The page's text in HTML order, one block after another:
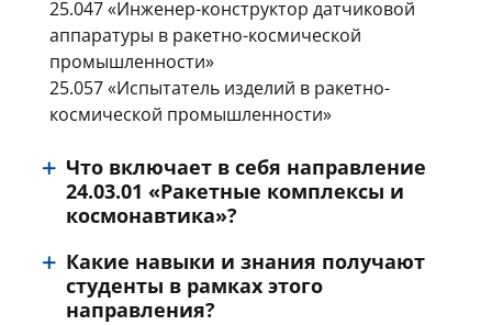
25.047 «Инженер-конструктор датчиковой
аппаратуры в ракетно-космической
промышленности»
25.057 «Испытатель изделий в ракетно-
космической промышленности»
Что включает в себя направление
24.03.01 «Ракетные комплексы и
космонавтика»?
Какие навыки и знания получают
студенты в рамках этого
направления?